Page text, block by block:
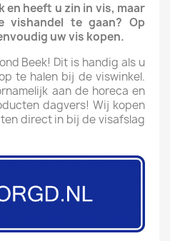
en heeft u zin in vis, maar
te gaan? Op
uw vis kopen.
Beek! Dit is handig als u
te halen bij de viswinkel.
aan de horeca en
dagvers! Wij kopen
direct in bij de visafslag